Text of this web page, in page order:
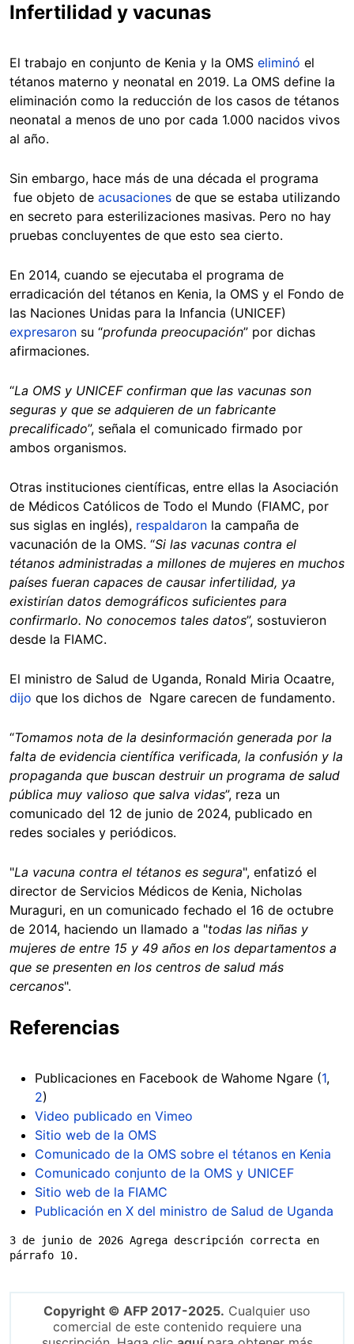
Infertilidad y vacunas
El trabajo en conjunto de Kenia y la OMS eliminó el
tétanos materno y neonatal en 2019. La OMS define la
eliminación como la reducción de los casos de tétanos
neonatal a menos de uno por cada 1.000 nacidos vivos
al año.
Sin embargo, hace más de una década el programa
fue objeto de acusaciones de que se estaba utilizando
en secreto para esterilizaciones masivas. Pero no hay
pruebas concluyentes de que esto sea cierto.
En 2014, cuando se ejecutaba el programa de
erradicación del tétanos en Kenia, la OMS y el Fondo de
las Naciones Unidas para la Infancia (UNICEF)
expresaron su “profunda preocupación” por dichas
afirmaciones.
“La OMS y UNICEF confirman que las vacunas son
seguras y que se adquieren de un fabricante
precalificado”, señala el comunicado firmado por
ambos organismos.
Otras instituciones científicas, entre ellas la Asociación
de Médicos Católicos de Todo el Mundo (FIAMC, por
sus siglas en inglés), respaldaron la campaña de
vacunación de la OMS. “Si las vacunas contra el
tétanos administradas a millones de mujeres en muchos
países fueran capaces de causar infertilidad, ya
existirían datos demográficos suficientes para
confirmarlo. No conocemos tales datos”, sostuvieron
desde la FIAMC.
El ministro de Salud de Uganda, Ronald Miria Ocaatre,
dijo que los dichos de Ngare carecen de fundamento.
“Tomamos nota de la desinformación generada por la
falta de evidencia científica verificada, la confusión y la
propaganda que buscan destruir un programa de salud
pública muy valioso que salva vidas”, reza un
comunicado del 12 de junio de 2024, publicado en
redes sociales y periódicos.
"La vacuna contra el tétanos es segura", enfatizó el
director de Servicios Médicos de Kenia, Nicholas
Muraguri, en un comunicado fechado el 16 de octubre
de 2014, haciendo un llamado a "todas las niñas y
mujeres de entre 15 y 49 años en los departamentos a
que se presenten en los centros de salud más
cercanos".
Referencias
Publicaciones en Facebook de Wahome Ngare (1,
2)
Video publicado en Vimeo
Sitio web de la OMS
Comunicado de la OMS sobre el tétanos en Kenia
Comunicado conjunto de la OMS y UNICEF
Sitio web de la FIAMC
Publicación en X del ministro de Salud de Uganda
3 de junio de 2026 Agrega descripción correcta en
párrafo 10.
Copyright © AFP 2017-2025. Cualquier uso
comercial de este contenido requiere una